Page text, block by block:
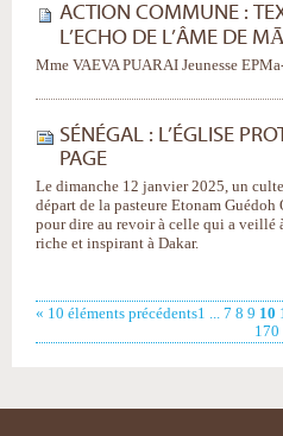
ACTION COMMUNE :
L’ECHO DE L’ÂME DE
Mme VAEVA PUARAI Jeunesse
SÉNÉGAL : L’ÉGLISE
PAGE
Le dimanche 12 janvier 2025, un
départ de la pasteure Etonam
pour dire au revoir à celle qui a veillé
riche et inspirant à Dakar.
« 10 éléments précédents1 ... 7 8 9 10
170